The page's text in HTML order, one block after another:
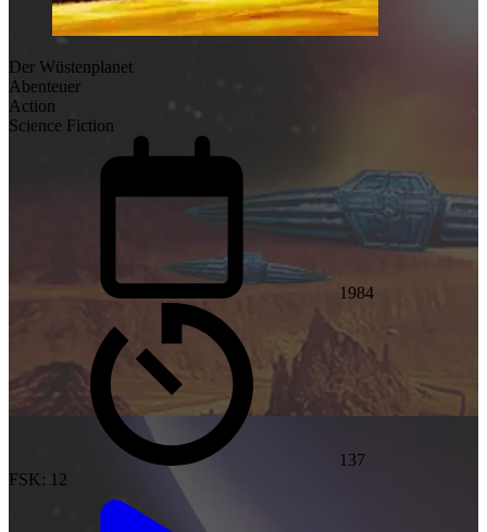
Der Wüstenplanet
Abenteuer
Action
Science Fiction
1984
137
FSK: 12